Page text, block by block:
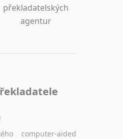
překladatelských
agentur
computer-aided